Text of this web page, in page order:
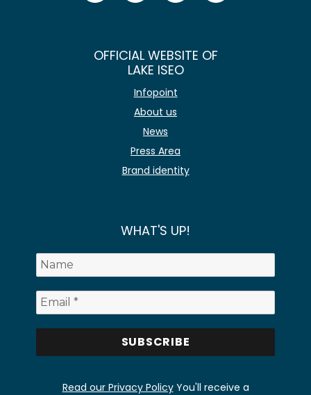
OFFICIAL WEBSITE OF
LAKE ISEO
Infopoint
About us
News
Press Area
Brand identity
WHAT'S UP!
Read our Privacy PolicyYou'll receive a